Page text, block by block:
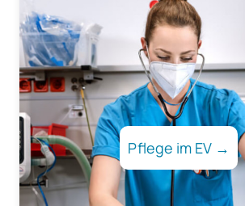
Pflege im EV →